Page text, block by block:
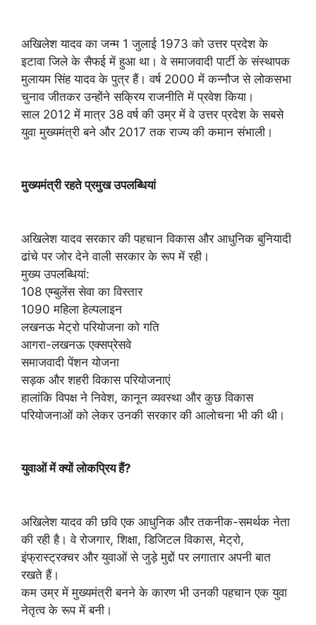
अखिलेश यादव का जन्म 1 जुलाई 1973 को उत्तर प्रदेश के
इटावा जिले के सैफई में हुआ था। वे समाजवादी पार्टी के संस्थापक
मुलायम सिंह यादव के पुत्र हैं। वर्ष 2000 में कन्नौज से लोकसभा
चुनाव जीतकर उन्होंने सक्रिय राजनीति में प्रवेश किया।
साल 2012 में मात्र 38 वर्ष की उम्र में वे उत्तर प्रदेश के सबसे
युवा मुख्यमंत्री बने और 2017 तक राज्य की कमान संभाली।
मुख्यमंत्री रहते प्रमुख उपलब्धियां
अखिलेश यादव सरकार की पहचान विकास और आधुनिक बुनियादी
ढांचे पर जोर देने वाली सरकार के रूप में रही।
मुख्य उपलब्धियां:
108 एम्बुलेंस सेवा का विस्तार
1090 महिला हेल्पलाइन
लखनऊ मेट्रो परियोजना को गति
आगरा-लखनऊ एक्सप्रेसवे
समाजवादी पेंशन योजना
सड़क और शहरी विकास परियोजनाएं
हालांकि विपक्ष ने निवेश, कानून व्यवस्था और कुछ विकास
परियोजनाओं को लेकर उनकी सरकार की आलोचना भी की थी।
युवाओं में क्यों लोकप्रिय हैं?
अखिलेश यादव की छवि एक आधुनिक और तकनीक-समर्थक नेता
की रही है। वे रोजगार, शिक्षा, डिजिटल विकास, मेट्रो,
इंफ्रास्ट्रक्चर और युवाओं से जुड़े मुद्दों पर लगातार अपनी बात
रखते हैं।
कम उम्र में मुख्यमंत्री बनने के कारण भी उनकी पहचान एक युवा
नेतृत्व के रूप में बनी।